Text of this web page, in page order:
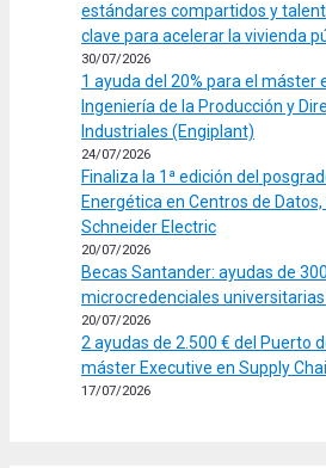
estándares compartidos y
clave para acelerar la vivienda
30/07/2026
1 ayuda del 20% para el máster
Ingeniería de la Producción y
Industriales (Engiplant)
24/07/2026
Finaliza la 1ª edición del
Energética en Centros de
Schneider Electric
20/07/2026
Becas Santander: ayudas de
microcredenciales universitarias
20/07/2026
2 ayudas de 2.500 € del Puerto
máster Executive en Supply
17/07/2026